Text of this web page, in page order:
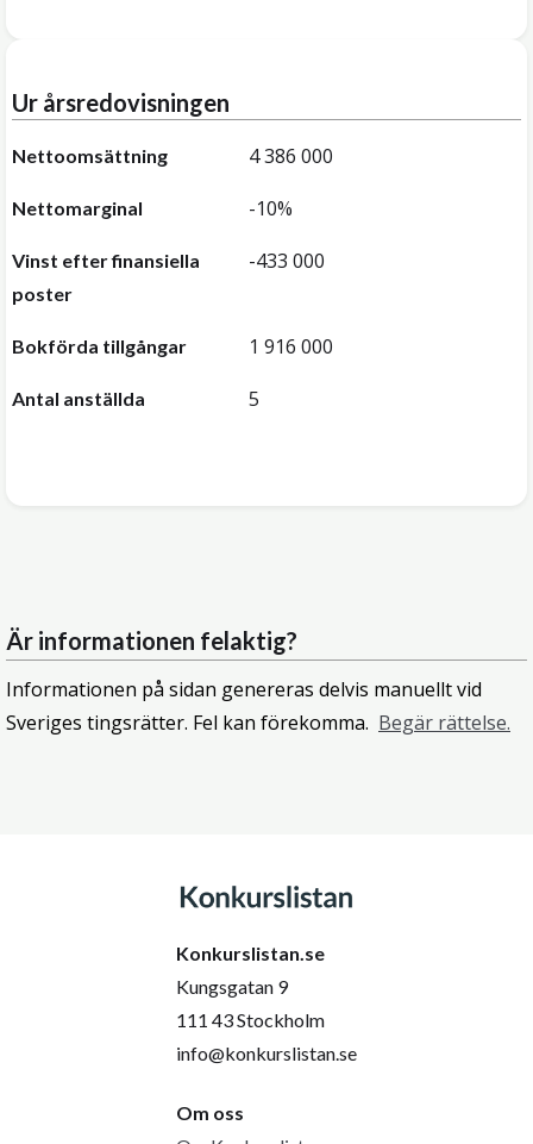
Ur årsredovisningen
Nettoomsättning 4 386 000
Nettomarginal -10%
Vinst efter finansiella
poster
-433 000
Bokförda tillgångar 1 916 000
Antal anställda 5
Är informationen felaktig?
Informationen på sidan genereras delvis manuellt vid
Sveriges tingsrätter. Fel kan förekomma. Begär rättelse.
Konkurslistan.se
Kungsgatan 9
111 43 Stockholm
info@konkurslistan.se
Om oss